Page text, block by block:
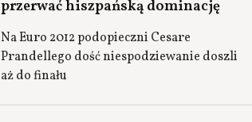
przerwać hiszpańską dominację
Na Euro 2012 podopieczni Cesare
Prandellego dość niespodziewanie doszli
aż do finału